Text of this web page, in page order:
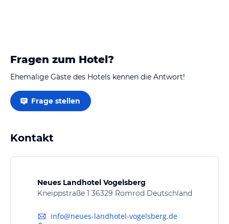
Fragen zum Hotel?
Ehemalige Gäste des Hotels kennen die Antwort!
Frage stellen
Kontakt
Neues Landhotel Vogelsberg
Kneippstraße 1 36329 Romrod Deutschland
info@neues-landhotel-vogelsberg.de